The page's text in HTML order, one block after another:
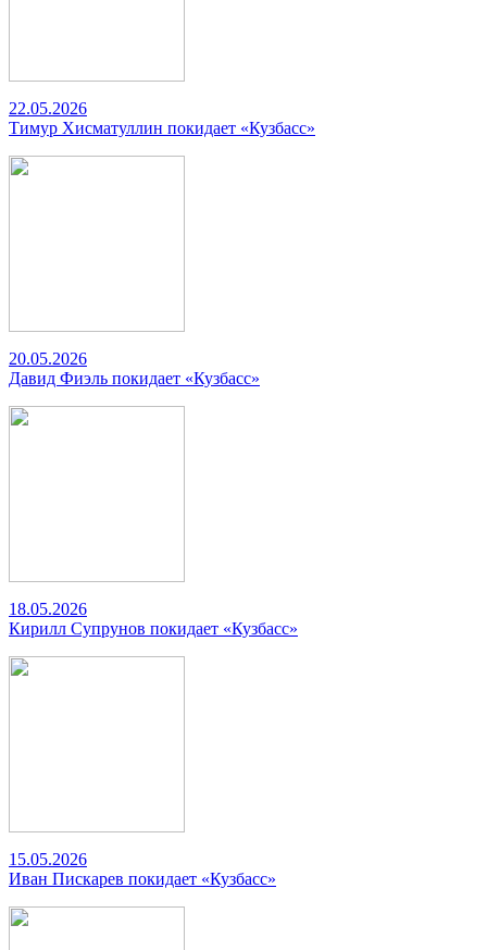
22.05.2026
Тимур Хисматуллин покидает «Кузбасс»
20.05.2026
Давид Фиэль покидает «Кузбасс»
18.05.2026
Кирилл Супрунов покидает «Кузбасс»
15.05.2026
Иван Пискарев покидает «Кузбасс»